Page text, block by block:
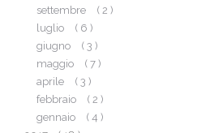
settembre
( 2 )
luglio
( 6 )
giugno
( 3 )
maggio
( 7 )
aprile
( 3 )
febbraio
( 2 )
gennaio
( 4 )